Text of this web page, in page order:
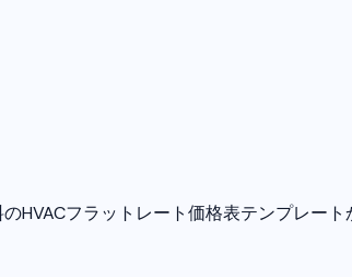
フラットレート価格表テンプレート